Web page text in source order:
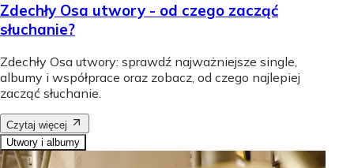
Zdechły Osa utwory - od czego zacząć
słuchanie?
Zdechły Osa utwory: sprawdź najważniejsze single,
albumy i współprace oraz zobacz, od czego najlepiej
zacząć słuchanie.
Czytaj więcej
Utwory i albumy